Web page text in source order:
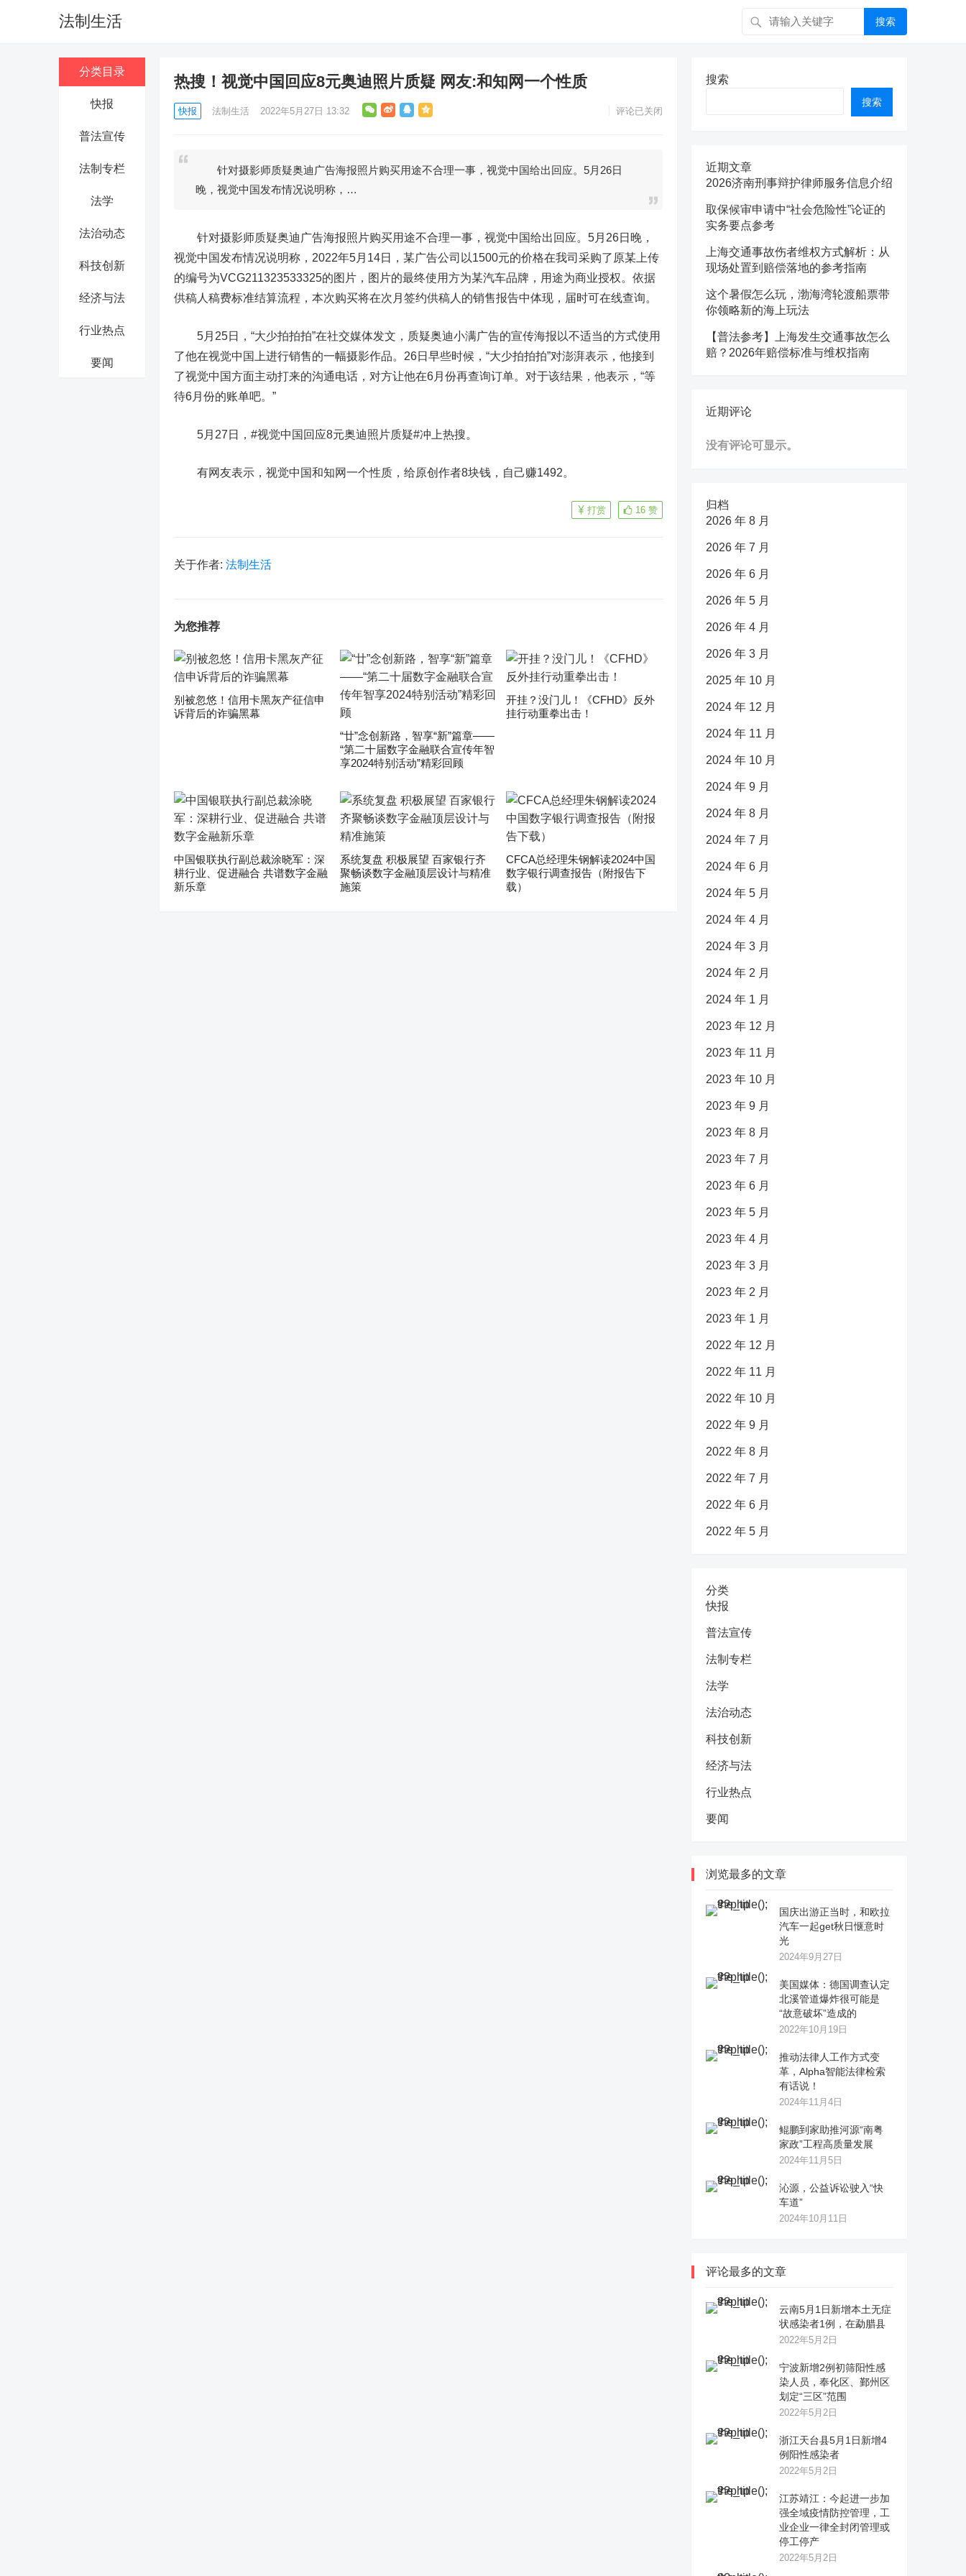
法制生活 搜索
分类目录
快报
普法宣传
法制专栏
法学
法治动态
科技创新
经济与法
行业热点
要闻
热搜！视觉中国回应8元奥迪照片质疑 网友:和知网一个性质
快报 法制生活 2022年5月27日 13:32 评论已关闭
针对摄影师质疑奥迪广告海报照片购买用途不合理一事，视觉中国给出回应。5月26日
晚，视觉中国发布情况说明称，…
针对摄影师质疑奥迪广告海报照片购买用途不合理一事， 视觉中国给出回应。5月26日晚，
视觉中国发布情况说明称，2022年5月14日，某广告公司以1500元的价格在我司采购了原某上传
的编号为VCG211323533325的图片，图片的最终使用方为某汽车品牌，用途为商业授权。依据
供稿人稿费标准结算流程，本次购买将在次月签约供稿人的销售报告中体现，届时可在线查询。
5月25日，“大少拍拍拍”在社交媒体发文，质疑奥迪小满广告的宣传海报以不适当的方式使用
了他在视觉中国上进行销售的一幅摄影作品。26日早些时候，“大少拍拍拍”对澎湃表示，他接到
了视觉中国方面主动打来的沟通电话，对方让他在6月份再查询订单。对于该结果，他表示，“等
待6月份的账单吧。”
5月27日，#视觉中国回应8元奥迪照片质疑#冲上热搜。
有网友表示，视觉中国和知网一个性质，给原创作者8块钱，自己赚1492。
16 赞
打赏
关于作者: 法制生活
为您推荐
别被忽悠！信用卡黑灰产征信申
诉背后的诈骗黑幕
“廿”念创新路，智享“新”篇章——
“第二十届数字金融联合宣传年智
享2024特别活动”精彩回顾
开挂？没门儿！《CFHD》反外
挂行动重拳出击！
中国银联执行副总裁涂晓军：深
耕行业、促进融合 共谱数字金融
新乐章
系统复盘 积极展望 百家银行齐
聚畅谈数字金融顶层设计与精准
施策
CFCA总经理朱钢解读2024中国
数字银行调查报告（附报告下
载）
搜索
搜索
近期文章
2026济南刑事辩护律师服务信息介绍
取保候审申请中“社会危险性”论证的
实务要点参考
上海交通事故伤者维权方式解析：从
现场处置到赔偿落地的参考指南
这个暑假怎么玩，渤海湾轮渡船票带
你领略新的海上玩法
【普法参考】上海发生交通事故怎么
赔？2026年赔偿标准与维权指南
近期评论
没有评论可显示。
归档
2026 年 8 月
2026 年 7 月
2026 年 6 月
2026 年 5 月
2026 年 4 月
2026 年 3 月
2025 年 10 月
2024 年 12 月
2024 年 11 月
2024 年 10 月
2024 年 9 月
2024 年 8 月
2024 年 7 月
2024 年 6 月
2024 年 5 月
2024 年 4 月
2024 年 3 月
2024 年 2 月
2024 年 1 月
2023 年 12 月
2023 年 11 月
2023 年 10 月
2023 年 9 月
2023 年 8 月
2023 年 7 月
2023 年 6 月
2023 年 5 月
2023 年 4 月
2023 年 3 月
2023 年 2 月
2023 年 1 月
2022 年 12 月
2022 年 11 月
2022 年 10 月
2022 年 9 月
2022 年 8 月
2022 年 7 月
2022 年 6 月
2022 年 5 月
分类
快报
普法宣传
法制专栏
法学
法治动态
科技创新
经济与法
行业热点
要闻
浏览最多的文章
国庆出游正当时，和欧拉
汽车一起get秋日惬意时
光
2024年9月27日
美国媒体：德国调查认定
北溪管道爆炸很可能是
“故意破坏”造成的
2022年10月19日
推动法律人工作方式变
革，Alpha智能法律检索
有话说！
2024年11月4日
鲲鹏到家助推河源“南粤
家政”工程高质量发展
2024年11月5日
沁源，公益诉讼驶入“快
车道”
2024年10月11日
评论最多的文章
云南5月1日新增本土无症
状感染者1例，在勐腊县
2022年5月2日
宁波新增2例初筛阳性感
染人员，奉化区、鄞州区
划定“三区”范围
2022年5月2日
浙江天台县5月1日新增4
例阳性感染者
2022年5月2日
江苏靖江：今起进一步加
强全域疫情防控管理，工
业企业一律全封闭管理或
停工停产
2022年5月2日